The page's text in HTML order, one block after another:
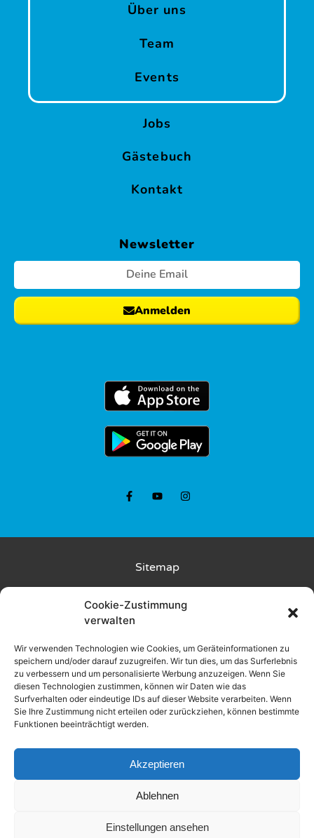
Cookie-Zustimmung
verwalten
Wir verwenden Technologien wie Cookies, um Geräteinformationen zu
speichern und/oder darauf zuzugreifen. Wir tun dies, um das Surferlebnis
zu verbessern und um personalisierte Werbung anzuzeigen. Wenn Sie
diesen Technologien zustimmen, können wir Daten wie das
Surfverhalten oder eindeutige IDs auf dieser Website verarbeiten. Wenn
Sie Ihre Zustimmung nicht erteilen oder zurückziehen, können bestimmte
Funktionen beeinträchtigt werden.
Akzeptieren
Ablehnen
Einstellungen ansehen
Über uns
Team
Events
Jobs
Gästebuch
Kontakt
Newsletter
Anmelden
Liefer- und Zahlungsbedingungen
Kunde wirbt Kunde
Sitemap
Impressum
AGB
Datenschutz